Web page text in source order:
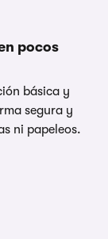
pocos
básica y
segura y
ni papeleos.